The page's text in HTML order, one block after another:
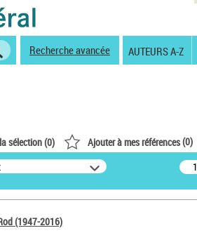
Recherche avancée AUTEURS A-Z
sélection (0) Ajouter à mes références(0)
(1947-2016)